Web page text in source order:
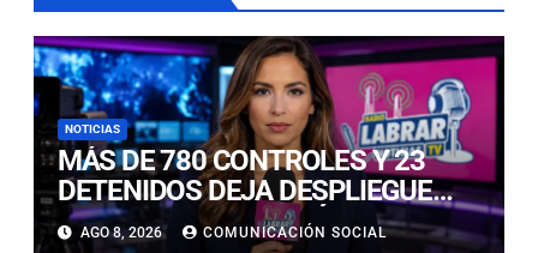
NOTICIAS
MÁS DE 780 CONTROLES Y 23
DETENIDOS DEJA DESPLIEGUE
POLICIAL EN COPIAPÓ Y CALDERA
AGO 8, 2026 COMUNICACIÓN SOCIAL